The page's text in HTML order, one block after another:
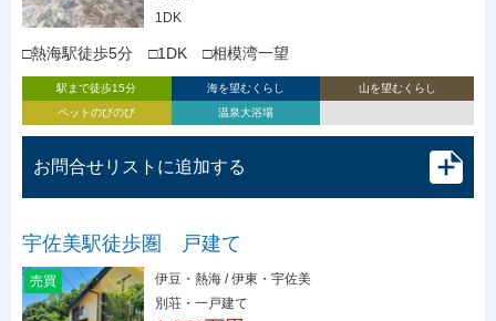
1DK
□熱海駅徒歩5分 □1DK □相模湾一望
駅まで徒歩15分 海を望むくらし
山を望むくらし
ペットのびのび
温泉大浴場
お問合せリストに追加する
宇佐美駅徒歩圏 戸建て
売買
伊豆・熱海 / 伊東・宇佐美
別荘・一戸建て